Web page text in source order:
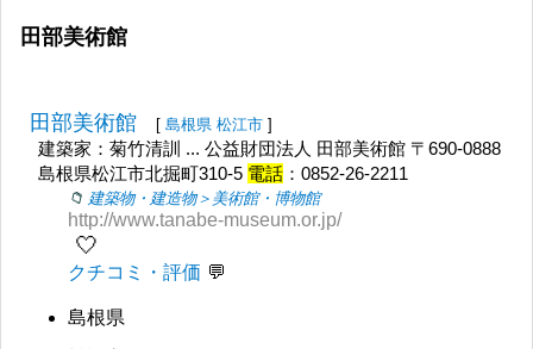
田部美術館
田部美術館 [ 島根県 松江市 ]
建築家：菊竹清訓 ... 公益財団法人 田部美術館 〒690-0888
島根県松江市北掘町310-5 電話 ：0852-26-2211
建築物・建造物＞美術館・博物館
http://www.tanabe-museum.or.jp/
🤍
クチコミ・評価
島根県